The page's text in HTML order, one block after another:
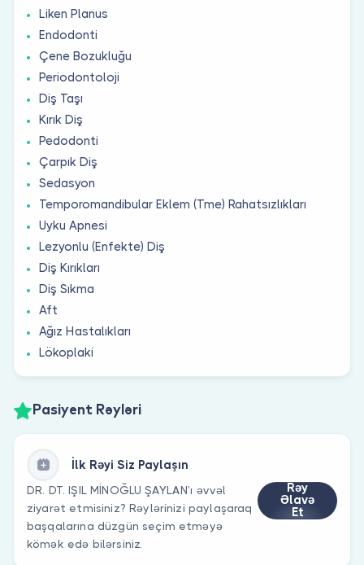
Liken Planus
Endodonti
Çene Bozukluğu
Periodontoloji
Diş Taşı
Kırık Diş
Pedodonti
Çarpık Diş
Sedasyon
Temporomandibular Eklem (Tme) Rahatsızlıkları
Uyku Apnesi
Lezyonlu (Enfekte) Diş
Diş Kırıkları
Diş Sıkma
Aft
Ağız Hastalıkları
Lökoplaki
Pasiyent Rəyləri
İlk Rəyi Siz Paylaşın
DR. DT. IŞIL MİNOĞLU ŞAYLAN’ı əvvəl
ziyarət etmisiniz? Rəylərinizi paylaşaraq
başqalarına düzgün seçim etməyə
kömək edə bilərsiniz.
Rəy
Əlavə
Et